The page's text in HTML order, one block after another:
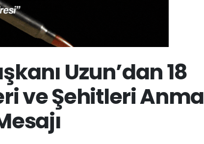
Uzun’dan 18
ve Şehitleri Anma